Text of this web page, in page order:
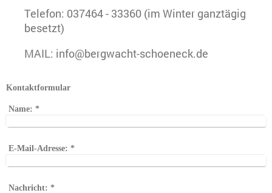
Telefon: 037464 - 33360 (im Winter ganztägig
besetzt)
MAIL: info@bergwacht-schoeneck.de
Kontaktformular
Name: *
E-Mail-Adresse: *
Nachricht: *